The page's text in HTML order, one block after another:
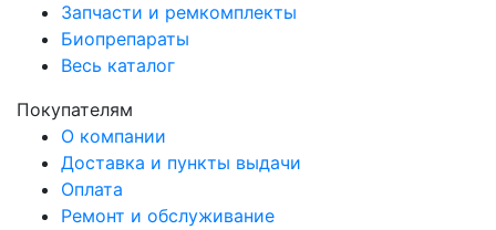
Запчасти и ремкомплекты
Биопрепараты
Весь каталог
Покупателям
О компании
Доставка и пункты выдачи
Оплата
Ремонт и обслуживание